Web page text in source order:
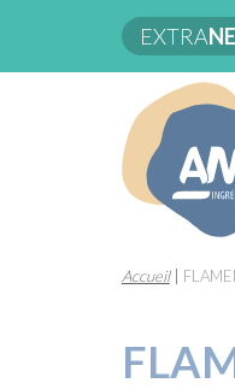
EXTRA
Accueil|